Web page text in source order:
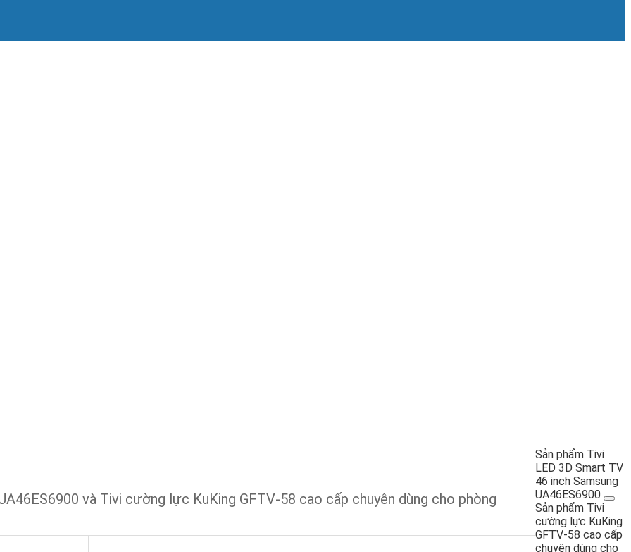
và Tivi cường lực KuKing GFTV-58 cao cấp chuyên dùng cho phòng
Sản phẩm Tivi
LED 3D Smart TV
46 inch Samsung
UA46ES6900
Sản phẩm Tivi
cường lực KuKing
GFTV-58 cao cấp
chuyên dùng cho